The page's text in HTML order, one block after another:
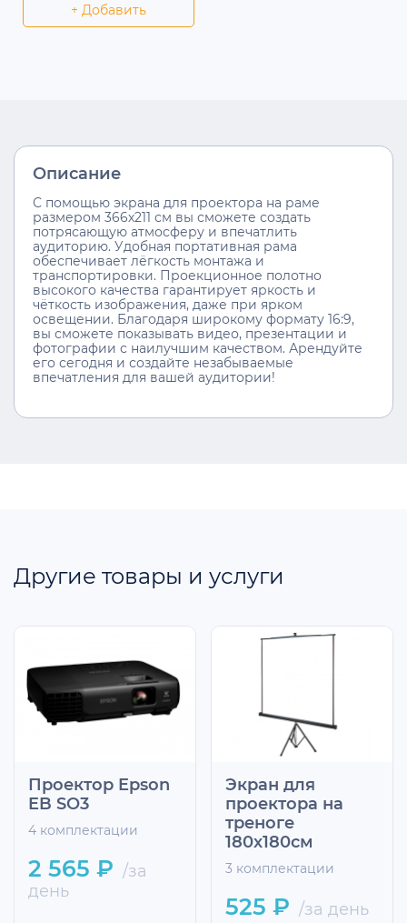
+ Добавить
Описание
С помощью экрана для проектора на раме
размером 366х211 см вы сможете создать
потрясающую атмосферу и впечатлить
аудиторию. Удобная портативная рама
обеспечивает лёгкость монтажа и
транспортировки. Проекционное полотно
высокого качества гарантирует яркость и
чёткость изображения, даже при ярком
освещении. Благодаря широкому формату 16:9,
вы сможете показывать видео, презентации и
фотографии с наилучшим качеством. Арендуйте
его сегодня и создайте незабываемые
впечатления для вашей аудитории!
Другие товары и услуги
Проектор Epson
EB SO3
4 комплектации
2 565 ₽ /за
день
Экран для
проектора на
треноге
180х180см
3 комплектации
525 ₽ /за день